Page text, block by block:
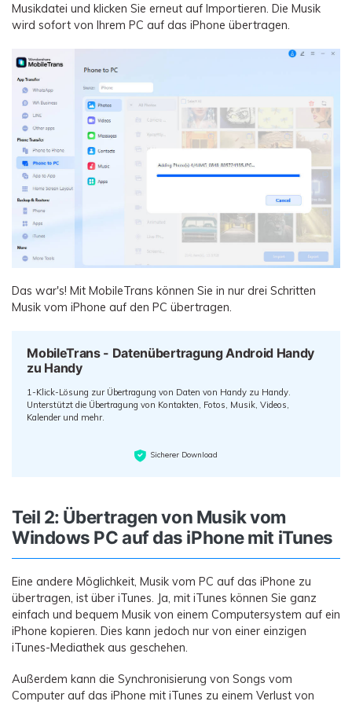
Musikdatei und klicken Sie erneut auf Importieren. Die Musik
wird sofort von Ihrem PC auf das iPhone übertragen.
Das war's! Mit MobileTrans können Sie in nur drei Schritten
Musik vom iPhone auf den PC übertragen.
MobileTrans - Datenübertragung Android Handy
zu Handy
1-Klick-Lösung zur Übertragung von Daten von Handy zu Handy.
Unterstützt die Übertragung von Kontakten, Fotos, Musik, Videos,
Kalender und mehr.
Sicherer Download
Teil 2: Übertragen von Musik vom
Windows PC auf das iPhone mit iTunes
Eine andere Möglichkeit, Musik vom PC auf das iPhone zu
übertragen, ist über iTunes. Ja, mit iTunes können Sie ganz
einfach und bequem Musik von einem Computersystem auf ein
iPhone kopieren. Dies kann jedoch nur von einer einzigen
iTunes-Mediathek aus geschehen.
Außerdem kann die Synchronisierung von Songs vom
Computer auf das iPhone mit iTunes zu einem Verlust von